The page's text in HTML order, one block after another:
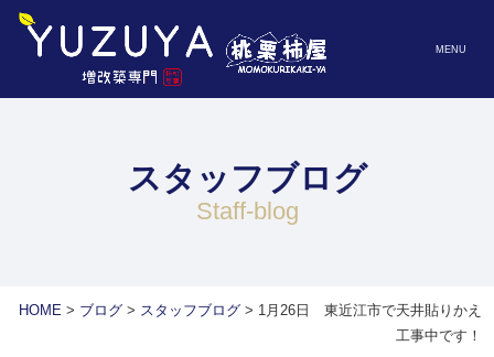
MENU
スタッフブログ
staff-blog
HOME> ブログ> スタッフブログ> 1月26日 東近江市で天井貼りかえ
工事中です！